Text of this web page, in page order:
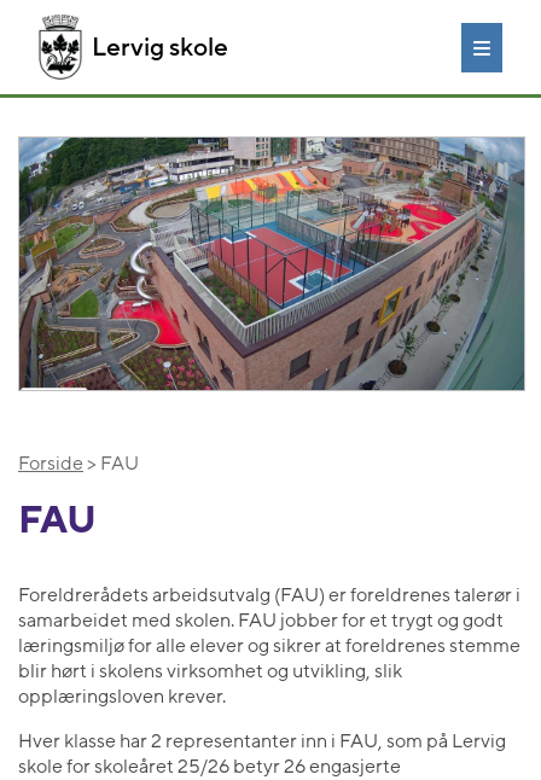
Lervig skole
Forside > FAU
FAU
Foreldrerådets arbeidsutvalg (FAU) er foreldrenes talerør i
samarbeidet med skolen. FAU jobber for et trygt og godt
læringsmiljø for alle elever og sikrer at foreldrenes stemme
blir hørt i skolens virksomhet og utvikling, slik
opplæringsloven krever.
Hver klasse har 2 representanter inn i FAU, som på Lervig
skole for skoleåret 25/26 betyr 26 engasjerte